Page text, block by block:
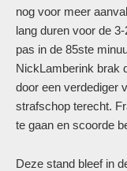
nog voor meer
lang duren voor de
pas in de 85ste
NickLamberink brak
door een verdediger
strafschop terecht.
te gaan en scoorde
Deze stand bleef in